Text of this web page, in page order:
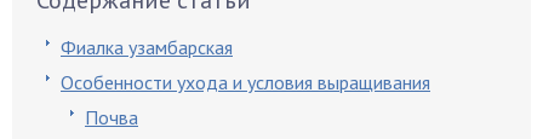
Фиалка узамбарская
Особенности ухода и условия выращивания
Почва